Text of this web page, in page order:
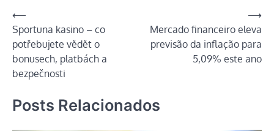
Navegação
de
Post
⟵
Sportuna kasino – co
potřebujete vědět o
bonusech, platbách a
bezpečnosti
Mercado financeiro eleva
previsão da inflação para
5,09% este ano
⟶
Posts Relacionados